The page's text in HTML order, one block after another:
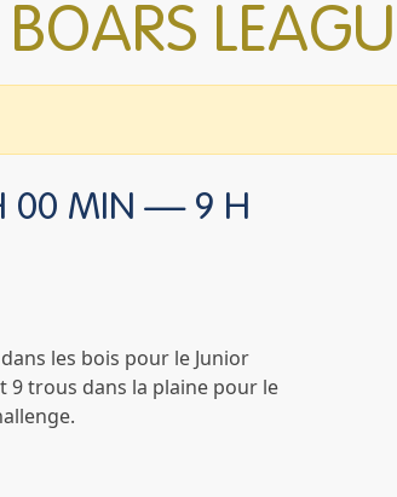
00 MIN — 9 H
les bois pour le Junior
9 trous dans la plaine pour le